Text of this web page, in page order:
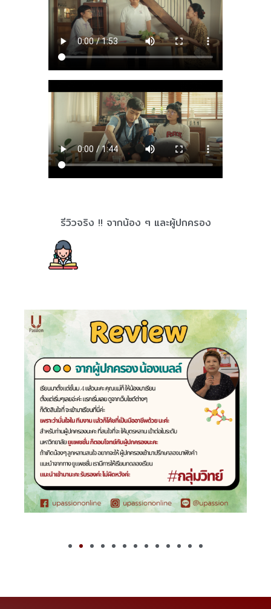
รีวิวจริง !! จากน้อง ๆ และผู้ปกครอง